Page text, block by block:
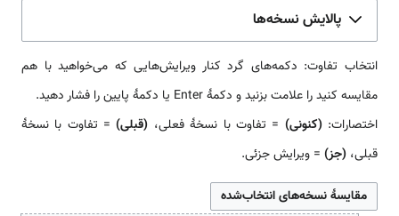
پالایش نسخه‌ها
انتخاب تفاوت: دکمه‌های گرد کنار ویرایش‌هایی که می‌خواهید با هم
مقایسه کنید را علامت بزنید و دکمهٔ Enter یا دکمهٔ پایین را فشار دهید.
اختصارات:(کنونی) = تفاوت با نسخهٔ فعلی، (قبلی)= تفاوت با نسخهٔ
قبلی، (جز) = ویرایش جزئی.